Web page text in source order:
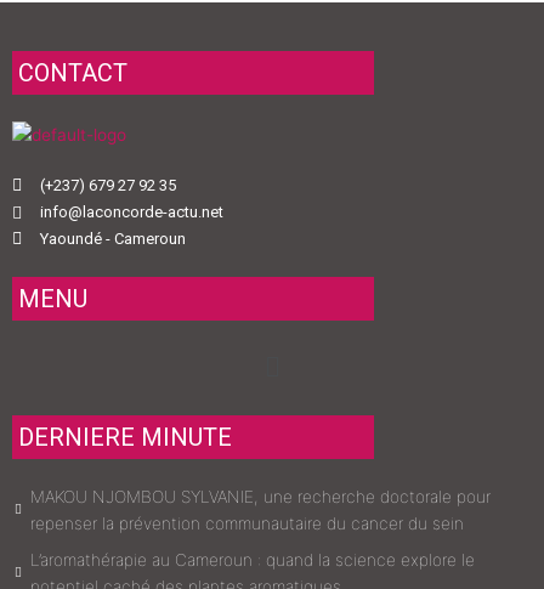
CONTACT
(+237) 679 27 92 35
info@laconcorde-actu.net
Yaoundé - Cameroun
MENU
DERNIERE MINUTE
MAKOU NJOMBOU SYLVANIE, une recherche doctorale pour
repenser la prévention communautaire du cancer du sein
L’aromathérapie au Cameroun : quand la science explore le